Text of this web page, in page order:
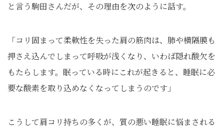
と言う駒田さんだが、その理由を次のように話す。
「コリ固まって柔軟性を失った肩の筋肉は、肺や横隔膜も
押さえ込んでしまって呼吸が浅くなり、いわば隠れ酸欠を
もたらします。眠っている時にこれが起きると、睡眠に必
要な酸素を取り込めなくなってしまうのです」
こうして肩コリ持ちの多くが、質の悪い睡眠に悩まされる